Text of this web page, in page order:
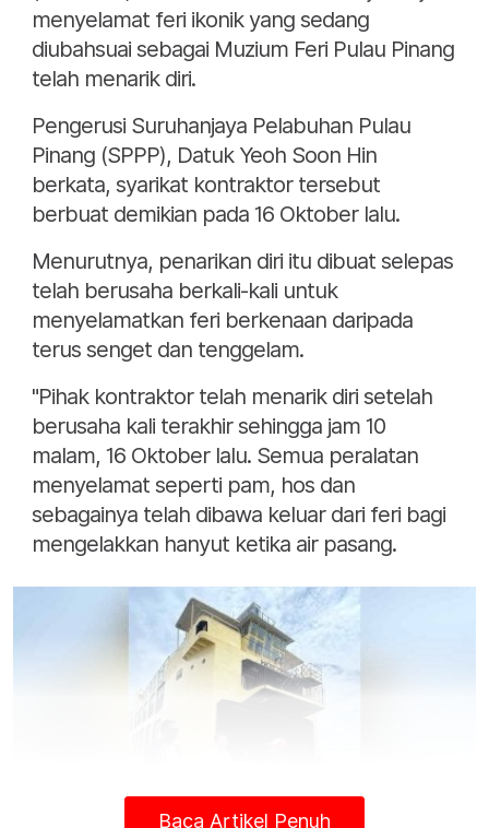
menyelamat feri ikonik yang sedang
diubahsuai sebagai Muzium Feri Pulau Pinang
telah menarik diri.
Pengerusi Suruhanjaya Pelabuhan Pulau
Pinang (SPPP), Datuk Yeoh Soon Hin
berkata, syarikat kontraktor tersebut
berbuat demikian pada 16 Oktober lalu.
Menurutnya, penarikan diri itu dibuat selepas
telah berusaha berkali-kali untuk
menyelamatkan feri berkenaan daripada
terus senget dan tenggelam.
"Pihak kontraktor telah menarik diri setelah
berusaha kali terakhir sehingga jam 10
malam, 16 Oktober lalu. Semua peralatan
menyelamat seperti pam, hos dan
sebagainya telah dibawa keluar dari feri bagi
mengelakkan hanyut ketika air pasang.
Baca Artikel Penuh